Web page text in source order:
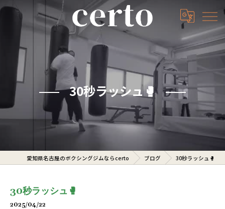
30秒ラッシュ🥊
愛知県名古屋のボクシングジムならcerto ブログ 30秒ラッシュ🥊
30秒ラッシュ🥊
2025/04/22